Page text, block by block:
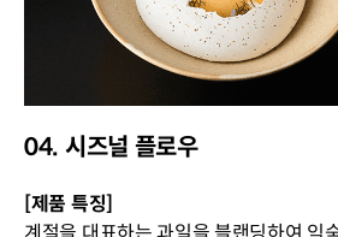
04. 시즈널 플로우
[제품 특징]